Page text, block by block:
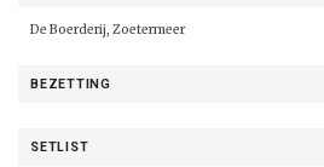
De Boerderij, Zoetermeer
BEZETTING
SETLIST